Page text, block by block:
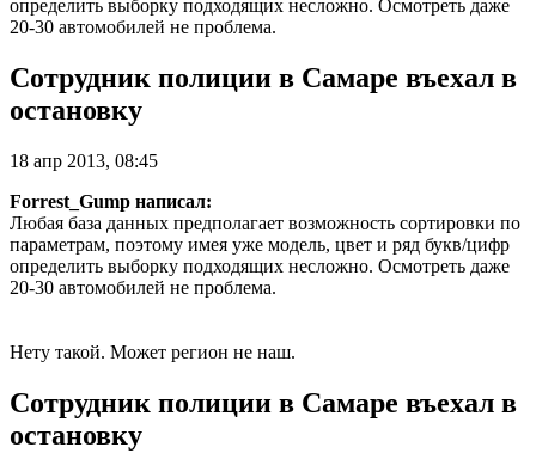
определить выборку подходящих несложно. Осмотреть даже
20-30 автомобилей не проблема.
Сотрудник полиции в Самаре въехал в
остановку
18 апр 2013, 08:45
Forrest_Gump написал:
Любая база данных предполагает возможность сортировки по
параметрам, поэтому имея уже модель, цвет и ряд букв/цифр
определить выборку подходящих несложно. Осмотреть даже
20-30 автомобилей не проблема.
Нету такой. Может регион не наш.
Сотрудник полиции в Самаре въехал в
остановку